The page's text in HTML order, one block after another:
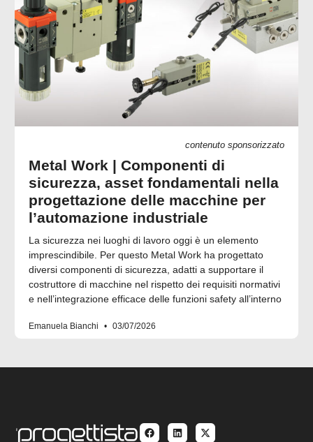
contenuto sponsorizzato
Metal Work | Componenti di
sicurezza, asset fondamentali nella
progettazione delle macchine per
l’automazione industriale
La sicurezza nei luoghi di lavoro oggi è un elemento
imprescindibile. Per questo Metal Work ha progettato
diversi componenti di sicurezza, adatti a supportare il
costruttore di macchine nel rispetto dei requisiti normativi
e nell’integrazione efficace delle funzioni safety all’interno
Emanuela Bianchi 03/07/2026